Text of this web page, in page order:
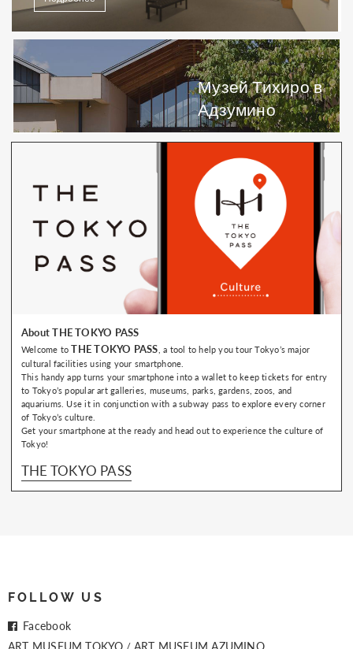
Музей Тихиро в
Адзумино
About THE TOKYO PASS
Welcome toTHE TOKYO PASS , a tool to help you tour Tokyo’s major
cultural facilities using your smartphone.
This handy app turns your smartphone into a wallet to keep tickets for entry
to Tokyo’s popular art galleries, museums, parks, gardens, zoos, and
aquariums. Use it in conjunction with a subway pass to explore every corner
of Tokyo’s culture.
Get your smartphone at the ready and head out to experience the culture of
Tokyo!
THE TOKYO PASS
FOLLOW US
Facebook